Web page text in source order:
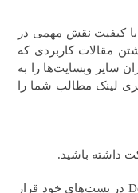
با کیفیت نقش مهمی در
مقالات کاربردی که
سایر وبسایت‌ها را به
لینک مطالب شما را
داشته باشید.
در پست‌های خود قرار